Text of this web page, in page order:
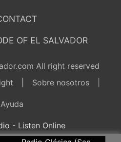
OF EL SALVADOR
All right reserved
Sobre nosotros
Ayuda
- Listen Online